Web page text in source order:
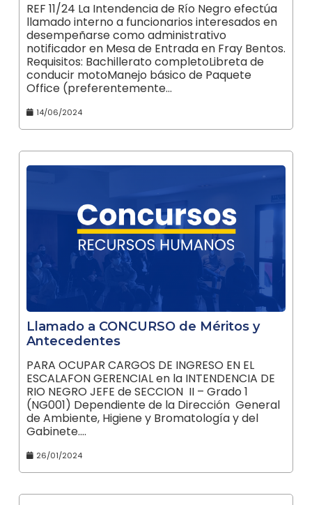
REF 11/24 La Intendencia de Río Negro efectúa
llamado interno a funcionarios interesados en
desempeñarse como administrativo
notificador en Mesa de Entrada en Fray Bentos.
Requisitos: Bachillerato completoLibreta de
conducir motoManejo básico de Paquete
Office (preferentemente…
14/06/2024
Llamado a CONCURSO de Méritos y
Antecedentes
PARA OCUPAR CARGOS DE INGRESO EN EL
ESCALAFON GERENCIAL en la INTENDENCIA DE
RIO NEGRO JEFE de SECCION II – Grado 1
(NG001) Dependiente de la Dirección General
de Ambiente, Higiene y Bromatología y del
Gabinete.…
26/01/2024